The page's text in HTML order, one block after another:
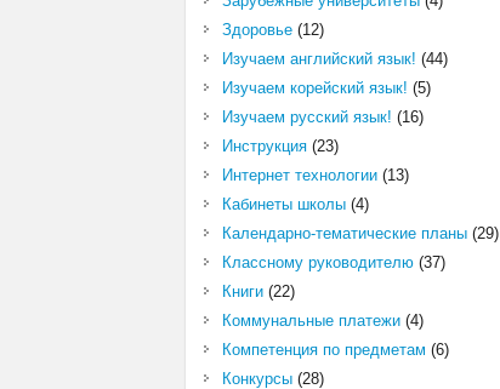
Здоровье(12)
Изучаем английский язык! (44)
Изучаем корейский язык! (5)
Изучаем русский язык! (16)
Инструкция(23)
Интернет технологии(13)
Кабинеты школы(4)
Календарно-тематические планы(29)
Классному руководителю(37)
Книги(22)
Коммунальные платежи(4)
Компетенция по предметам (6)
Конкурсы(28)